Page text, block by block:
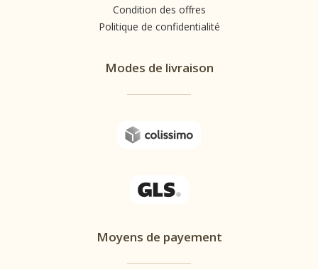
Condition des offres
Politique de confidentialité
Modes de livraison
Moyens de payement